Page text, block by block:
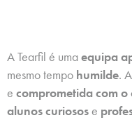
A Tearfil é umaequipa
mesmo tempo humilde.
e comprometida com o
alunos curiosose